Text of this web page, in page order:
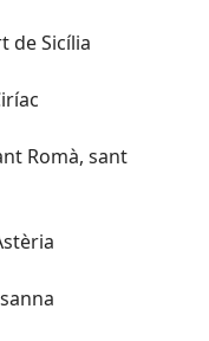
de Sicília
Romà, sant